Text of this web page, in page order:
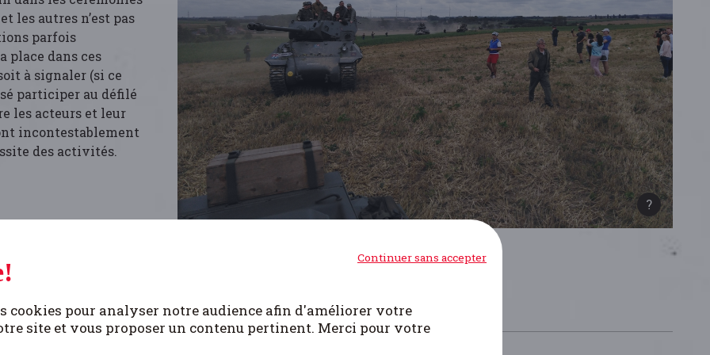
les autres n’est pas
parfois
place dans ces
à signaler (si ce
participer au défilé
les acteurs et leur
incontestablement
des activités.
DE L’ORDINAIRE
cookies pour analyser notre audience afin d'améliorer votre
site et vous proposer un contenu pertinent. Merci pour votre
Continuer sans accepter